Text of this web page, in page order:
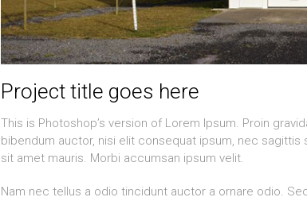
Project title goes here
This is Photoshop’s version of Lorem Ipsum. Proin
bibendum auctor, nisi elit consequat ipsum, nec
sit amet mauris. Morbi accumsan ipsum velit.
Nam nec tellus a odio tincidunt auctor a ornare odio.